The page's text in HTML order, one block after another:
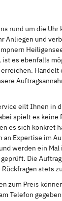
rund um die
Anliegen und
es ebenfalls
Handelt
eilt Ihnen in
spielt es keine
es sich konkret
an Expertise im
werden ein Mal
Die
stets
zum Preis
Telefon